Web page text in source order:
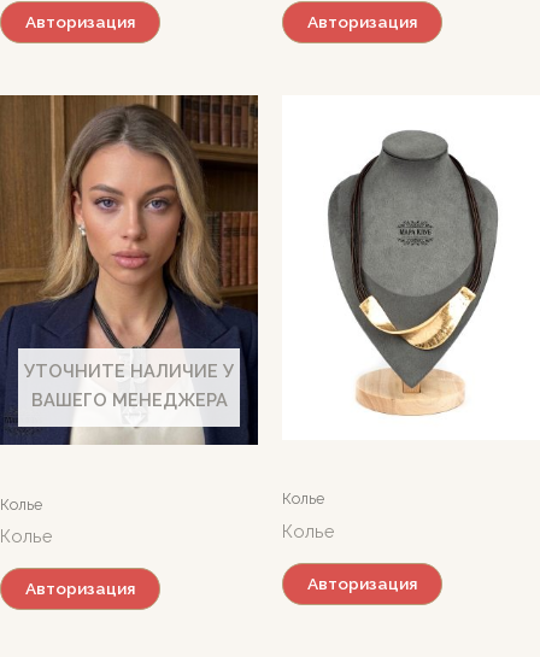
Авторизация Авторизация
УТОЧНИТЕ НАЛИЧИЕ У
ВАШЕГО МЕНЕДЖЕРА
Колье
Колье
Авторизация
Колье
Колье
Авторизация